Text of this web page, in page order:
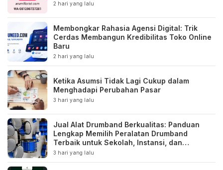
2 hari yang lalu
Membongkar Rahasia Agensi Digital: Trik
Cerdas Membangun Kredibilitas Toko Online
Baru
2 hari yang lalu
Ketika Asumsi Tidak Lagi Cukup dalam
Menghadapi Perubahan Pasar
3 hari yang lalu
Jual Alat Drumband Berkualitas: Panduan
Lengkap Memilih Peralatan Drumband
Terbaik untuk Sekolah, Instansi, dan
Komunitas
3 hari yang lalu